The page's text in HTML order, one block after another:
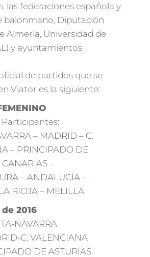
las federaciones española y
balonmano, Diputación
Almería, Universidad de
y ayuntamientos
de partidos que se
Viator es la siguiente:
Participantes:
– MADRID – C.
– PRINCIPADO DE
CANARIAS –
– ANDALUCÍA –
RIOJA – MELILLA
2016
NAVARRA
C. VALENCIANA
DE ASTURIAS-